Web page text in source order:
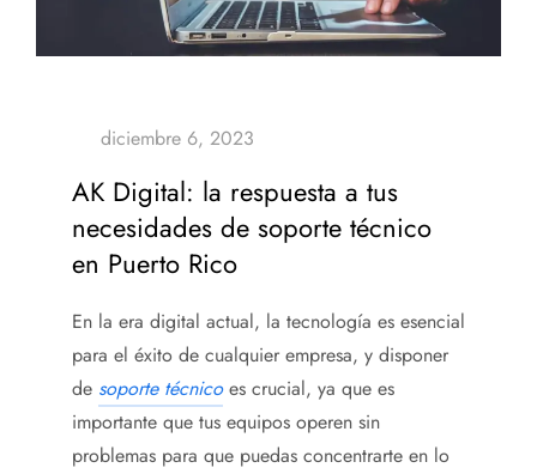
AK Digital: la respuesta a tus
necesidades de soporte técnico
en Puerto Rico
En la era digital actual, la tecnología es esencial
para el éxito de cualquier empresa, y disponer
de soporte técnicoes crucial, ya que es
importante que tus equipos operen sin
problemas para que puedas concentrarte en lo